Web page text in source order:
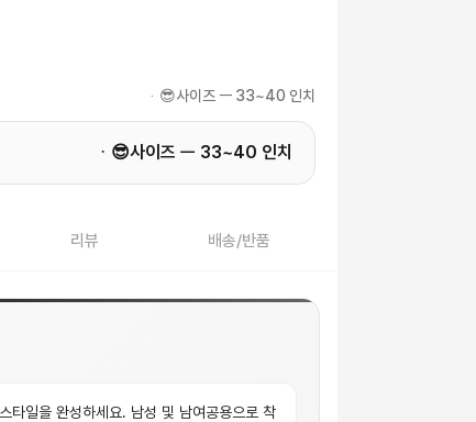
ᆞ😎사이즈 ㅡ 33~40 인치
ᆞ😎사이즈 ㅡ 33~40 인치
리뷰 배송/반품
타일을 완성하세요. 남성 및 남여공용으로 착